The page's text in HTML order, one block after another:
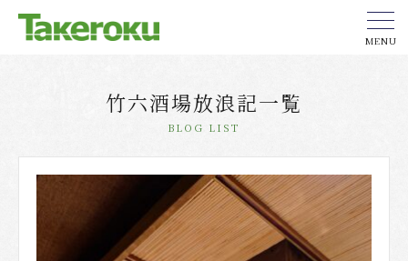
MENU
竹六酒場放浪記一覧
BLOG LIST